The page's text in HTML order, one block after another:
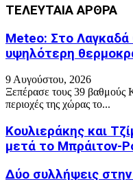
ΤΕΛΕΥΤΑΙΑ ΑΡΘΡΑ
Meteo: Στο Λαγκαδά
υψηλότερη
9 Αυγούστου, 2026
Ξεπέρασε τους 39 βαθμούς
περιοχές της χώρας το...
Κουλιεράκης και
μετά το Μπράιτον-
Δύο συλλήψεις στην